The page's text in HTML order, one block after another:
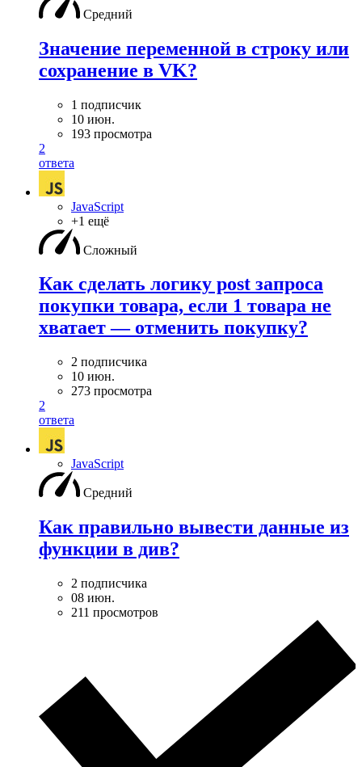
Средний
Значение переменной в строку или
сохранение в VK?
1 подписчик
10 июн.
193 просмотра
2
ответа
JavaScript
+1 ещё
Сложный
Как сделать логику post запроса
покупки товара, если 1 товара не
хватает — отменить покупку?
2 подписчика
10 июн.
273 просмотра
2
ответа
JavaScript
Средний
Как правильно вывести данные из
функции в див?
2 подписчика
08 июн.
211 просмотров